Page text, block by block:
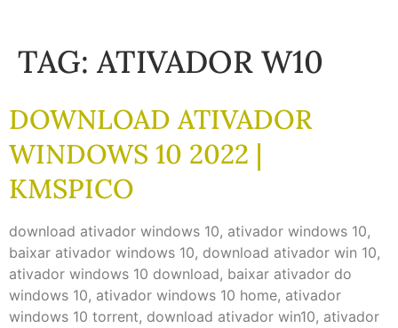
TAG: ATIVADOR W10
DOWNLOAD ATIVADOR
WINDOWS 10 2022 |
KMSPICO
download ativador windows 10, ativador windows 10,
baixar ativador windows 10, download ativador win 10,
ativador windows 10 download, baixar ativador do
windows 10, ativador windows 10 home, ativador
windows 10 torrent, download ativador win10, ativador